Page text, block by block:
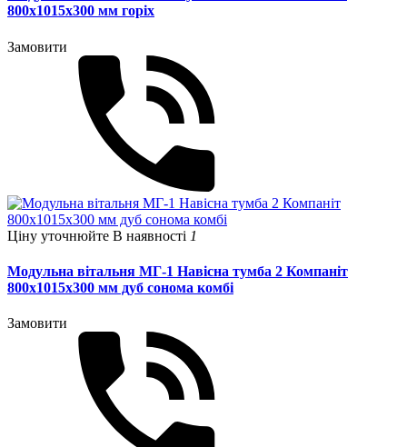
800х1015х300 мм горіх
Замовити
Ціну уточнюйте В наявності 1
Модульна вітальня МГ-1 Навісна тумба 2 Компаніт
800х1015х300 мм дуб сонома комбі
Замовити